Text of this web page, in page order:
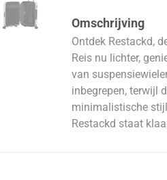
Omschrijving
Ontdek Restackd,
Reis nu lichter,
van
inbegrepen, terwijl
minimalistische
Restackd staat